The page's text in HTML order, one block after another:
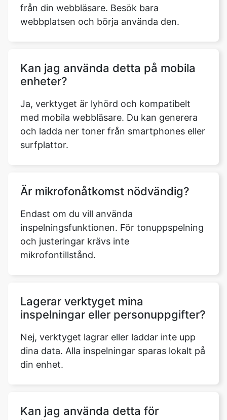
från din webbläsare. Besök bara
webbplatsen och börja använda den.
Kan jag använda detta på mobila
enheter?
Ja, verktyget är lyhörd och kompatibelt
med mobila webbläsare. Du kan generera
och ladda ner toner från smartphones eller
surfplattor.
Är mikrofonåtkomst nödvändig?
Endast om du vill använda
inspelningsfunktionen. För tonuppspelning
och justeringar krävs inte
mikrofontillstånd.
Lagerar verktyget mina
inspelningar eller personuppgifter?
Nej, verktyget lagrar eller laddar inte upp
dina data. Alla inspelningar sparas lokalt på
din enhet.
Kan jag använda detta för